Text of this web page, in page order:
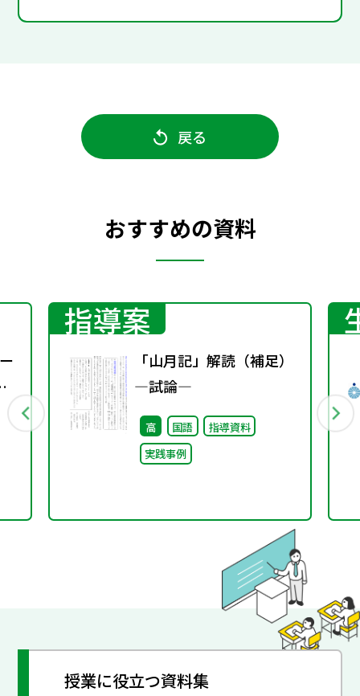
戻る
おすすめの資料
指導案
「山月記」解読（補足）
―試論―
高 国語
指導資料
実践事例
授業に役立つ資料集